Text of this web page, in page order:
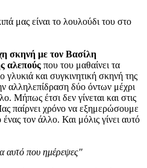
μας είναι το λουλούδι του στο
σκηνή με τον Βασίλη
αλεπούς που του μαθαίνει τα
και συγκινητική σκηνή της
αλληλεπίδραση δύο όντων μέχρι
Μήπως έτσι δεν γίνεται και στις
παίρνει χρόνο να εξημερώσουμε
τον άλλο. Και μόλις γίνει αυτό
αυτό που ημέρεψες"